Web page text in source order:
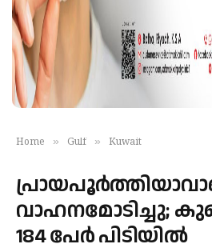
Home » Gulf » Kuwait
വാഹനമോടിച്ചു;
184 പേര്‍ പിടിയിൽ